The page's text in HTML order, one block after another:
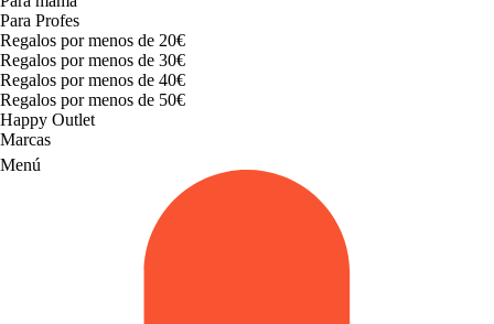
Para Profes
Regalos por menos de 20€
Regalos por menos de 30€
Regalos por menos de 40€
Regalos por menos de 50€
Happy Outlet
Marcas